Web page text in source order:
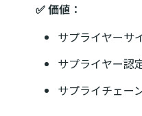
✅ 価値：
サプライヤーサ
サプライヤー認
サプライチェー